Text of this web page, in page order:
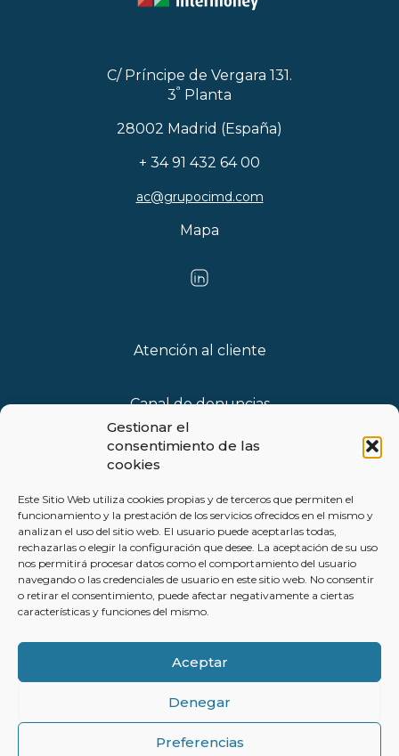
Gestionar el
consentimiento de las
cookies
Este Sitio Web utiliza cookies propias y de terceros que permiten el
funcionamiento y la prestación de los servicios ofrecidos en el mismo y
analizan el uso del sitio web. El usuario puede aceptarlas todas,
rechazarlas o elegir la configuración que desee. La aceptación de su uso
nos permitirá procesar datos como el comportamiento del usuario
navegando o las credenciales de usuario en este sitio web. No consentir
o retirar el consentimiento, puede afectar negativamente a ciertas
características y funciones del mismo.
Aceptar
Denegar
Preferencias
C/ Príncipe de Vergara 131.
3ª Planta
28002 Madrid (España)
+ 34 91 432 64 00
ac@grupocimd.com
Mapa
Atención al cliente
Canal de denuncias
Política de privacidad
Aviso legal
Política de cookies
Avisos